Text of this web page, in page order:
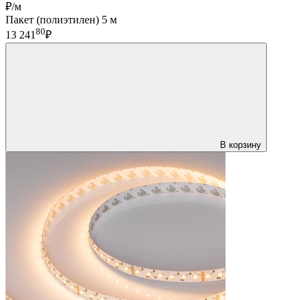
₽/м
Пакет (полиэтилен) 5 м
13 24180₽
В корзину